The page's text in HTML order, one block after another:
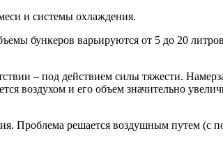
и системы охлаждения.
бункеров варьируются от 5 до 20
– под действием силы тяжести.
воздухом и его объем значительно
Проблема решается воздушным путем (с